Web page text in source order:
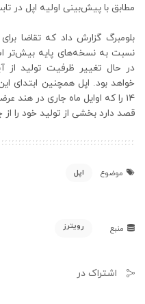
مطابق با پیش‌بینی اولیه اپل در
نسبت به نسخه‌های پایه بیش‌تر
در حال تغییر ظرفیت تولید از
خواهد بود. اپل همچنین ابتدای
14 را که اوایل ماه جاری در هند
قصد دارد بخشی از تولید خود را
موضوع اپل
منبع رویترز
اشتراک در